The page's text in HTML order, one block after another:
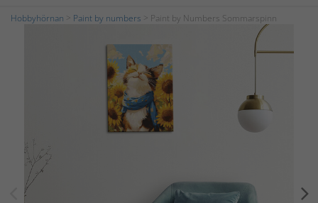
Hobbyhörnan Paint by numbers > Paint by Numbers Sommarspinn